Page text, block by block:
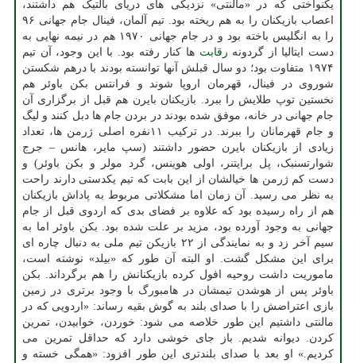
یکنواختی که در «مالنتی» نزدیکی های دریای بالتیک هم داشتند،
اعصاب بازیکنان را به هم ریخته بود. تیم آلمان، فینال جام جهانی ۹۶
را به انگلیس باخته بود و در جام جهانی ۱۹۷۰ هم در نیمه نهایی به
دست ایتالیا از گردونه رقابت ها کنار رفته بود. با این وجود، آن تیم
۱۹۷۴ متفاوت بود؛ دو سال قبلش آنها توانسته بودند با درهم شکستن
شوروی در فینال، قهرمان اروپا شوند و فرانتس بکن باوئر هم
نخستین توپ طلایش را ببرد. بازیکنان بایرن هم قبل از برگزاری آن
جام جهانی در خانه، موفق شده بودند در بردن جام ها دبل کنند و لیگ
و جام قهرمانان را ببرند. در ترکیب ۱۱نفره اصلی ژرمن ها، تعداد
زیادی از بازیکنان بایرن حضور داشتند (سپ مایر، هانس – جرج
شوارتسنبک، پل برایتنر، اولی هوینس، گرد مولر و بکن باوئر) و
دست کم ژرمن ها خیالشان از این بابت که تیم یکدستی دارند راحت
به نظر می رسید. آن زمان اما مشکلاتی مربوط به پاداش بازیکنان
هم از راه رسیده بود که علاوه بر فضای بدی که اردوی قبل از جام
جهانی به وجود آورده بود، مزید بر علت شده بود. بکن باوئر اما به
سیم آخر زد و به نمایندگی از ۲۲ بازیکن تیم ملی به دنبال چاره ای
برای این مشکل گشت. او البته آن طور که «بیلد» نوشته است،
ماموریت داشت روحیه افول کرده بازیکنانش را هم برگرداند. بکن
باوئر پس از هوشدن تیمشان در هامبورگ با وجود برتری در زمین
بازی اعتراضش را با صدای بلند به گوش بقیه رساند: «اردویی که در
مالنتی داشتیم این طور خلاصه می شود: خوردن، خوابیدن، تمرین
کردن. دیوانه شدیم. باز جای خوشی دارد که حداقل تمرین می
کردیم.» او بعد با صدای بلندتری این طور افزود: «همگی خسته و